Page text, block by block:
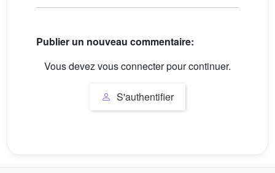
Publier un nouveau commentaire:
Vous devez vous connecter pour continuer.
S'authentifier